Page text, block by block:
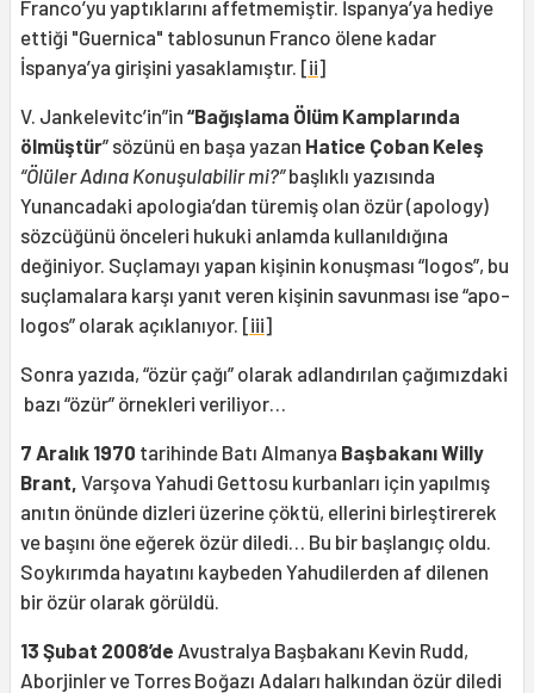
Franco’yu yaptıklarını affetmemiştir. İspanya’ya hediye
ettiği "Guernica" tablosunun Franco ölene kadar
İspanya’ya girişini yasaklamıştır. [ii]
V. Jankelevitc’in”in “Bağışlama Ölüm Kamplarında
ölmüştür” sözünü en başa yazan Hatice Çoban Keleş
“Ölüler Adına Konuşulabilir mi?”başlıklı yazısında
Yunancadaki apologia’dan türemiş olan özür (apology)
sözcüğünü önceleri hukuki anlamda kullanıldığına
değiniyor. Suçlamayı yapan kişinin konuşması “logos”, bu
suçlamalara karşı yanıt veren kişinin savunması ise “apo-
logos” olarak açıklanıyor. [iii]
Sonra yazıda, “özür çağı” olarak adlandırılan çağımızdaki
bazı “özür” örnekleri veriliyor…
7 Aralık 1970 tarihinde Batı Almanya Başbakanı Willy
Brant, Varşova Yahudi Gettosu kurbanları için yapılmış
anıtın önünde dizleri üzerine çöktü, ellerini birleştirerek
ve başını öne eğerek özür diledi… Bu bir başlangıç oldu.
Soykırımda hayatını kaybeden Yahudilerden af dilenen
bir özür olarak görüldü.
13 Şubat 2008’de Avustralya Başbakanı Kevin Rudd,
Aborjinler ve Torres Boğazı Adaları halkından özür diledi